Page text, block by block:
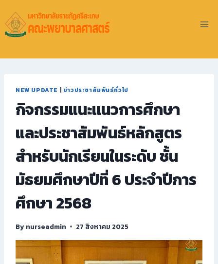
NEW UPDATE | ข่าวประชาสัมพันธ์ทั่วไป
กิจกรรมแนะแนวการศึกษา
และประชาสัมพันธ์หลักสูตร
สำหรับนักเรียนในระดับ ชั้น
มัธยมศึกษาปีที่ 6 ประจำปีการ
ศึกษา 2568
By nurseadmin 27 สิงหาคม 2025